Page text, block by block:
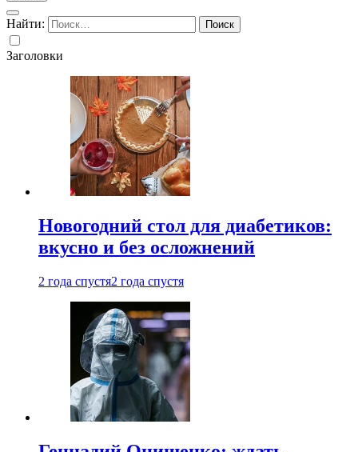
Найти:
Заголовки
Новогодний стол для диабетиков:
вкусно и без осложнений
2 года спустя2 года спустя